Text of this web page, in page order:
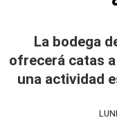
La bodega
ofrecerá catas
una actividad